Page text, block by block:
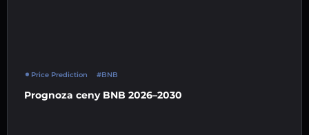
Price Prediction #BNB
Prognoza ceny BNB 2026–2030